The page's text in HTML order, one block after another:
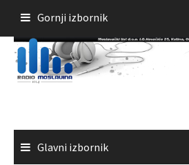
sadržaja
Gornji izbornik
Glavni izbornik